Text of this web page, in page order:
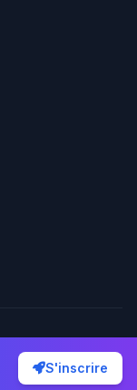
S'inscrire